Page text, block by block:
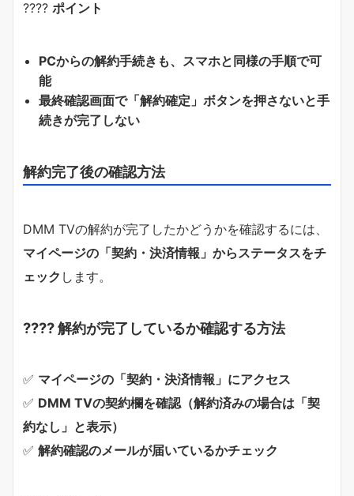
???? ポイント
PCからの解約手続きも、スマホと同様の手順で可
能
最終確認画面で「解約確定」ボタンを押さないと手
続きが完了しない
解約完了後の確認方法
DMM TVの解約が完了したかどうかを確認するには、
マイページの「契約・決済情報」からステータスをチ
ェック します。
???? 解約が完了しているか確認する方法
✅ マイページの「契約・決済情報」にアクセス
✅ DMM TVの契約欄を確認（解約済みの場合は「契
約なし」と表示）
✅ 解約確認のメールが届いているかチェック